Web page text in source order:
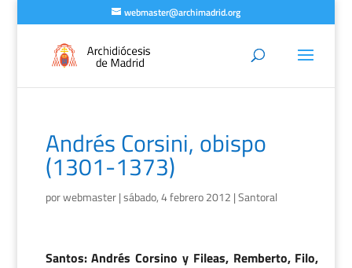
webmaster@archimadrid.org
Andrés Corsini, obispo
(1301-1373)
porwebmaster|sábado, 4 febrero 2012 |Santoral
Santos: Andrés Corsino y Fileas, Remberto, Filo,